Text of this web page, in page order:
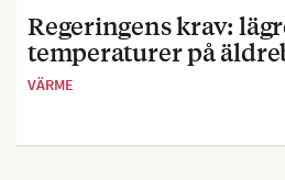
Regeringens krav:
temperaturer på
VÄRME